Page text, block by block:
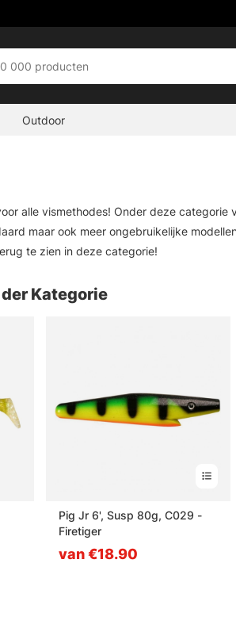
Outdoor
alle vismethodes! Onder deze
maar ook meer ongebruikelijke
te zien in deze categorie!
Kategorie
Pig Jr 6', Susp 80g, C029 -
Firetiger
van €18.90